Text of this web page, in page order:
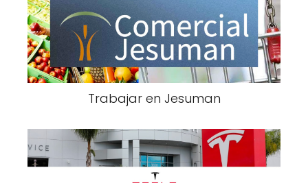
Trabajar en Jesuman